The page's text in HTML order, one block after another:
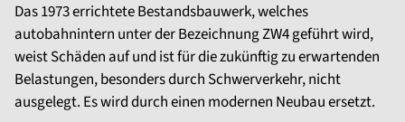
Das 1973 errichtete Bestandsbauwerk, welches
autobahnintern unter der Bezeichnung ZW4 geführt wird,
weist Schäden auf und ist für die zukünftig zu erwartenden
Belastungen, besonders durch Schwerverkehr, nicht
ausgelegt. Es wird durch einen modernen Neubau ersetzt.